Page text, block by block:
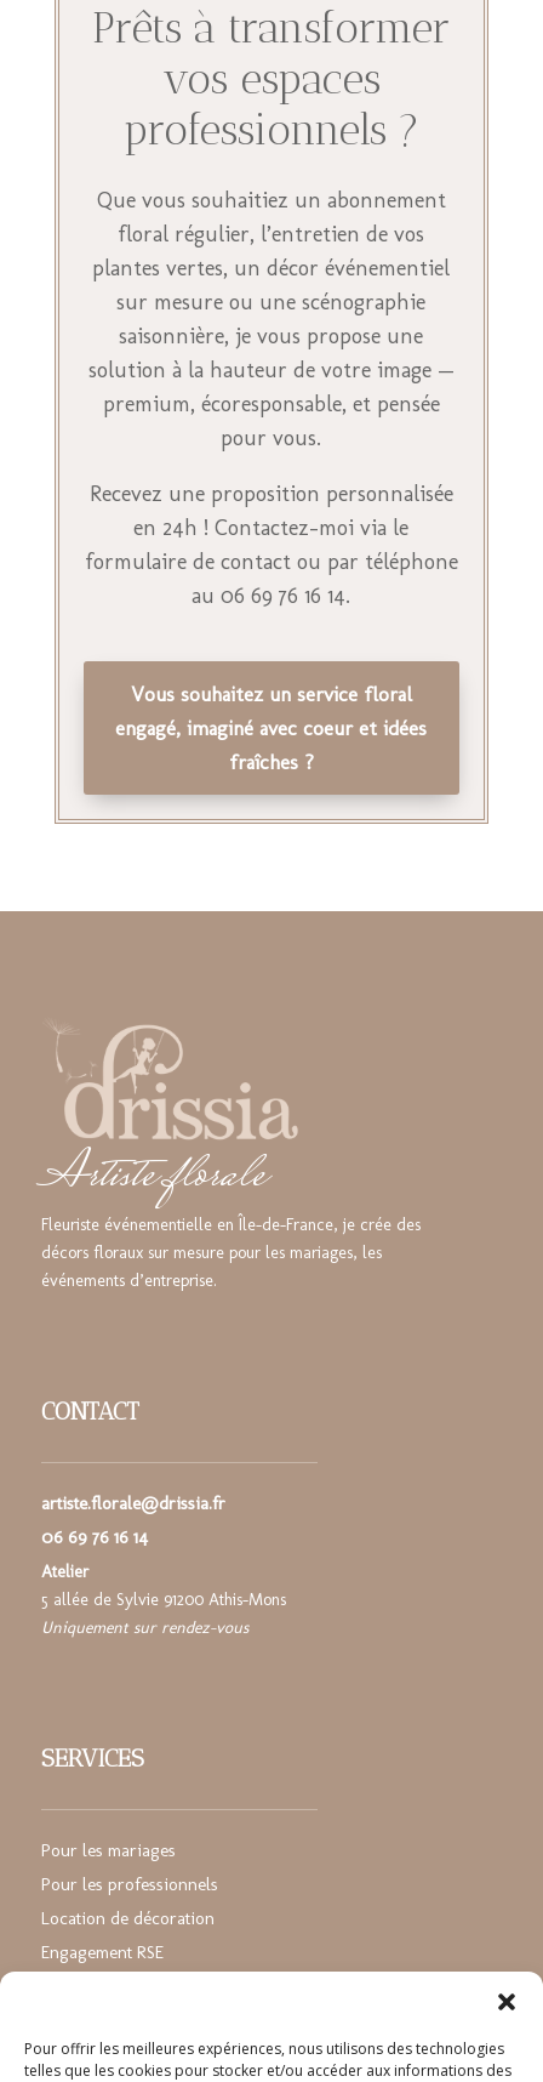
Pour offrir les meilleures expériences, nous utilisons des technologies
telles que les cookies pour stocker et/ou accéder aux informations des
Prêts à transformer
vos espaces
professionnels ?
Que vous souhaitiez un abonnement
floral régulier, l’entretien de vos
plantes vertes, un décor événementiel
sur mesure ou une scénographie
saisonnière, je vous propose une
solution à la hauteur de votre image —
premium, écoresponsable, et pensée
pour vous.
Recevez une proposition personnalisée
en 24h ! Contactez-moi via le
formulaire de contact ou par téléphone
au 06 69 76 16 14.
Vous souhaitez un service floral
engagé, imaginé avec coeur et idées
fraîches ?
Artiste florale
Fleuriste événementielle en Île-de-France, je crée des
décors floraux sur mesure pour les mariages, les
événements d’entreprise.
CONTACT
artiste.florale@drissia.fr
06 69 76 16 14
Atelier
5 allée de Sylvie 91200 Athis-Mons
Uniquement sur rendez-vous
SERVICES
Pour les mariages
Pour les professionnels
Location de décoration
Engagement RSE